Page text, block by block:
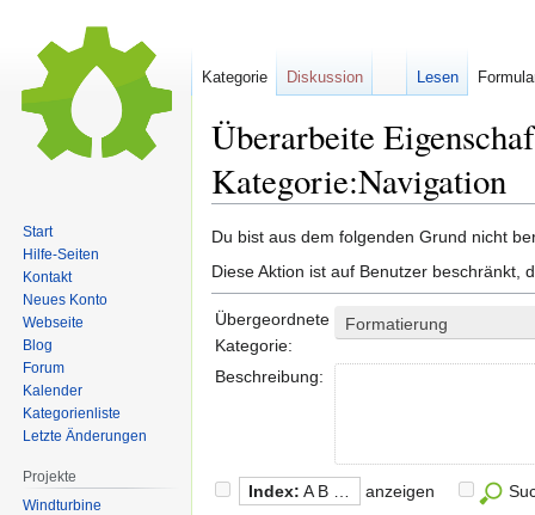
Überarbeite
Kategorie:Navigation
Zur
Navigation
springen
Zur
Suche
springen
Du bist aus dem folgenden Grund nicht
Diese Aktion ist auf Benutzer beschränkt,
Übergeordnete
Kategorie:
Formatierung
Beschreibung:
Index: A B … anzeigen
Kategorie Diskussion Lesen
Start
Hilfe-Seiten
Kontakt
Neues Konto
Webseite
Blog
Forum
Kalender
Kategorienliste
Letzte Änderungen
Projekte
Windturbine